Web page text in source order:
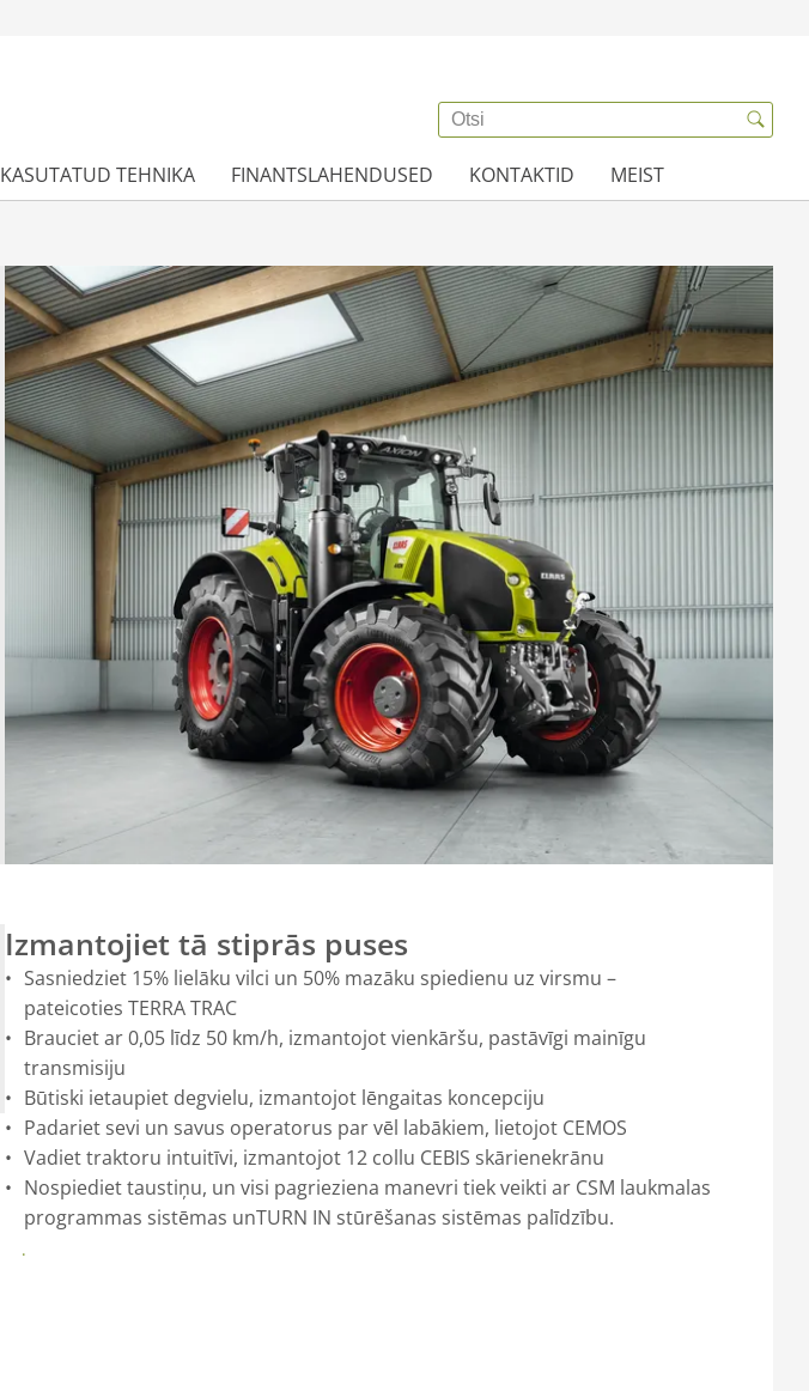
KASUTATUD TEHNIKA FINANTSLAHENDUSED KONTAKTID MEIST
Izmantojiet tā stiprās puses
Sasniedziet 15% lielāku vilci un 50% mazāku spiedienu uz virsmu –
pateicoties TERRA TRAC
Brauciet ar 0,05 līdz 50 km/h, izmantojot vienkāršu, pastāvīgi mainīgu
transmisiju
Būtiski ietaupiet degvielu, izmantojot lēngaitas koncepciju
Padariet sevi un savus operatorus par vēl labākiem, lietojot CEMOS
Vadiet traktoru intuitīvi, izmantojot 12 collu CEBIS skārienekrānu
Nospiediet taustiņu, un visi pagrieziena manevri tiek veikti ar CSM laukmalas
programmas sistēmas unTURN IN stūrēšanas sistēmas palīdzību.
Download brochure her